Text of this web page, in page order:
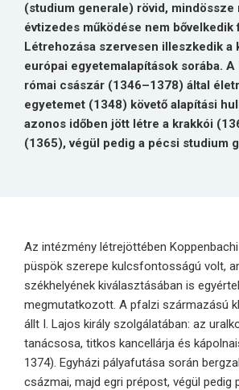
(studium generale) rövid, mindössze
évtizedes működése nem bővelkedik
Létrehozása szervesen illeszkedik a
európai egyetemalapítások sorába. A
római császár (1346–1378) által
egyetemet (1348) követő alapítási
azonos időben jött létre a krakkói
(1365), végül pedig a pécsi studium
Az intézmény létrejöttében
püspök szerepe kulcsfontosságú volt,
székhelyének kiválasztásában is
megmutatkozott. A pfalzi származású
állt I. Lajos király szolgálatában: az
tanácsosa, titkos kancellárja és
1374). Egyházi pályafutása során
csázmai, majd egri prépost, végül pedig